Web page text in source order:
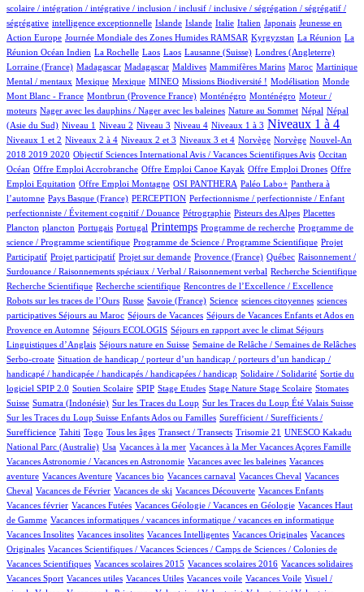
scolaire / intégration / intégrative / inclusion / inclusif / inclusive / ségrégation / ségrégatif /
ségrégative
1/475 intelligence exceptionnelle
6/475 Islande
5/475 Islande
2/475 Italie
23/475 Italien
4/475 Japonais
2/475
Jeunesse en
Action Europe
5/475 Journée Mondiale des Zones Humides RAMSAR
28/475 Kyrgyzstan
4/475 La Réunion
3/475
La
Réunion Océan Indien
1/475 La Rochelle
1/475 Laos
1/475 Laos
4/475 Lausanne (Suisse)
55/475 Londres (Angleterre)
1/475
Lorraine (France)
6/475 Madagascar
6/475 Madagascar
1/475 Maldives
1/475 Mammifères Marins
4/475 Maroc
8/475 Martinique
1/475
Mental / mentaux
1/475 Mexique
1/475 Mexique
14/475 MINEO
20/475 Missions Biodiversité !
1/475 Modélisation
3/475 Monde
1/475
Mont Blanc - France
3/475 Montbrun (Provence France)
4/475 Monténégro
4/475 Monténégro
1/475
Moteur /
moteurs
1/475 Nager avec les dauphins / Nager avec les baleines
2/475 Nature au Sommet
5/475 Népal
5/475
Népal
(Asie du Sud)
7/475 Niveau 1
9/475 Niveau 2
6/475 Niveau 3
38/475 Niveau 4
38/475 Niveaux 1 à 3
216/475 Niveaux 1 à 4
7/475
Niveaux 1 et 2
34/475 Niveaux 2 à 4
4/475 Niveaux 2 et 3
96/475 Niveaux 3 et 4
2/475 Norvège
2/475 Norvège
12/475
Nouvel-An
2018 2019 2020
1/475 Objectif Sciences International Avis / Vacances Scientifiques Avis
6/475 Occitan
55/475
Océan
1/475Offre Emploi Accrobranche
1/475 Offre Emploi Canoe Kayak
1/475 Offre Emploi Drones
1/475
Offre
Emploi Equitation
1/475 Offre Emploi Montagne
31/475 OSI PANTHERA
28/475 Paléo Labo+
30/475
Panthera à
l’automne
3/475 Pays Basque (France)
21/475 PERCEPTION
1/475
Perfectionnisme / perfectionniste / Enfant
perfectionniste / Évitement cognitif / Douance
2/475 Pétrographie
5/475 Pisteurs des Alpes
3/475 Placettes
1/475
Plancton
1/475 plancton
6/475 Portugais
1/475 Portugal
207/475 Printemps
1/475 Programme de recherche
1/475
Programme de
science / Programme scientifique
2/475 Programme de Science / Programme Scientifique
1/475
Projet
Participatif
1/475 Projet participatif
12/475 Projet sur demande
26/475 Provence (France)
3/475 Québec
1/475
Raisonnement /
Surdouance / Raisonnements spéciaux / Verbal / Raisonnement verbal
1/475 Recherche Scientifique
1/475
Recherche Scientifique
1/475 Recherche scientifique
1/475 Rencontres de l’Excellence / Excellence
3/475
Robots sur les traces de l’Ours
28/475 Russe
4/475 Savoie (France)
3/475 Science
1/475 sciences citoyennes
1/475
sciences
participatives
1/475 Séjours au Maroc
27/475 Séjours de Vacances
16/475
Séjours de Vacances Enfants et Ados en
Provence en Automne
3/475 Séjours ECOLOGIS
11/475 Séjours en rapport avec le climat
59/475
Séjours
Linguistiques d’Anglais
7/475 Séjours nature en Suisse
27/475 Semaine de Relâche / Semaines de Relâches
4/475
Serbo-croate
1/475
Situation de handicap / porteur d’un handicap / porteurs d’un handicap /
handicapé / handicapée / handicapés / handicapées / handicap
2/475 Solidaire / Solidarité
3/475
Sortie du
logiciel SPIP 2.0
19/475 Soutien Scolaire
3/475 SPIP
1/475 Stage Etudes
1/475 Stage Nature
3/475 Stage Scolaire
1/475 Stomates
77/475
Suisse
7/475Sumatra (Indonésie)
2/475 Sur les Traces du Loup
4/475 Sur les Traces du Loup Été Valais Suisse
3/475
Sur les Traces du Loup Suisse Enfants Ados ou Familles
1/475
Surefficient / Surefficients /
Surefficience
8/475 Tahiti
6/475 Togo
9/475 Tous les âges
27/475 Transect / Transects
1/475 Trisomie 21
1/475
UNESCO Kakadu
National Parc (Australie)
5/475 Usa
1/475 Vacances à la mer
1/475 Vacances à la Mer
1/475 Vacances Açores Famille
10/475
Vacances Astronomie / Vacances en Astronomie
1/475 Vacances avec les baleines
1/475
Vacances
aventure
3/475 Vacances Aventure
1/475 Vacances bio
1/475 Vacances carnaval
34/475 Vacances Cheval
1/475
Vacances
Cheval
15/475Vacances de Février
1/475 Vacances de ski
1/475 Vacances Découverte
9/475 Vacances Enfants
1/475
Vacances février
2/475 Vacances Futées
6/475 Vacances Géologie / Vacances en Géologie
1/475
Vacances Haut
de Gamme
1/475 Vacances informatiques / vacances informatique / vacances en informatique
1/475
Vacances Insolites
1/475 Vacances insolites
1/475 Vacances Intelligentes
2/475 Vacances Originales
1/475
Vacances
Originales
3/475
Vacances Scientifiques / Vacances Sciences / Camps de Sciences / Colonies de
Vacances Scientifiques
1/475 Vacances scolaires 2015
1/475 Vacances scolaires 2016
1/475 Vacances solidaires
1/475
Vacances Sport
1/475 Vacances utiles
1/475 Vacances Utiles
1/475 Vacances voile
1/475 Vacances Voile
1/475
Visuel /